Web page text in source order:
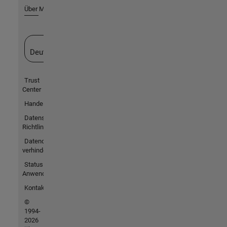
Über MathWorks
Deutschland
Trust
Center
Handelsmarken
Datenschutz-
Richtlinien
Datendiebstahl
verhindern
Status von
Anwendungen
Kontakt
©
1994-
2026